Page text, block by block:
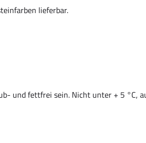
lieferbar.
und fettfrei sein. Nicht unter + 5 °C,